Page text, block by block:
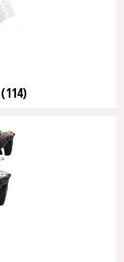
(114)